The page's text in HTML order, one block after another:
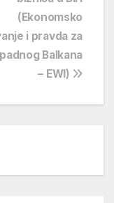
(Ekonomsko
i pravda za
Balkana
– EWI)